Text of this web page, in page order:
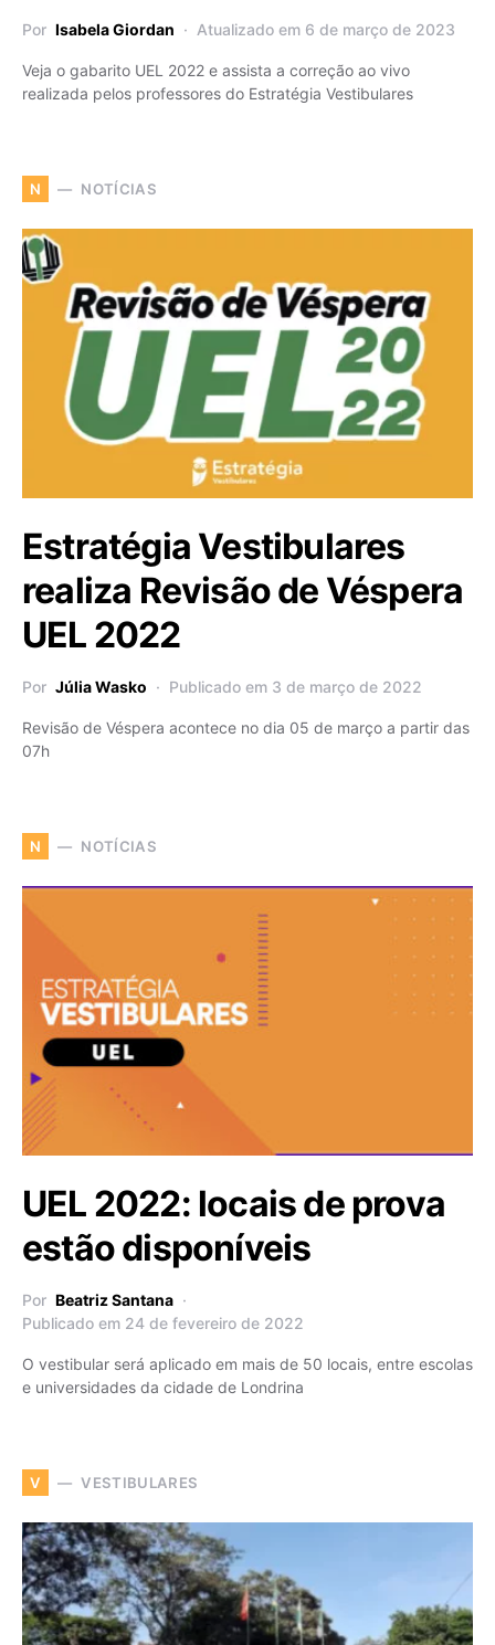
Por Isabela Giordan Atualizado em 6 de março de 2023
Veja o gabarito UEL 2022 e assista a correção ao vivo
realizada pelos professores do Estratégia Vestibulares
N NOTÍCIAS
Estratégia Vestibulares
realiza Revisão de Véspera
UEL 2022
Por Júlia Wasko Publicado em 3 de março de 2022
Revisão de Véspera acontece no dia 05 de março a partir das
07h
N NOTÍCIAS
UEL 2022: locais de prova
estão disponíveis
Por Beatriz Santana
Publicado em 24 de fevereiro de 2022
O vestibular será aplicado em mais de 50 locais, entre escolas
e universidades da cidade de Londrina
V VESTIBULARES